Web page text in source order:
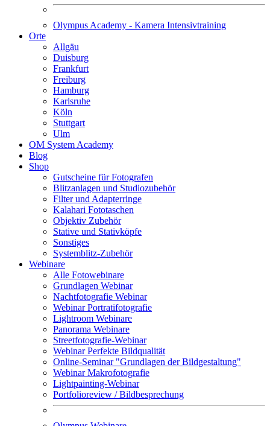
Olympus Academy - Kamera Intensivtraining
Orte
Allgäu
Duisburg
Frankfurt
Freiburg
Hamburg
Karlsruhe
Köln
Stuttgart
Ulm
OM System Academy
Blog
Shop
Gutscheine für Fotografen
Blitzanlagen und Studiozubehör
Filter und Adapterringe
Kalahari Fototaschen
Objektiv Zubehör
Stative und Stativköpfe
Sonstiges
Systemblitz-Zubehör
Webinare
Alle Fotowebinare
Grundlagen Webinar
Nachtfotografie Webinar
Webinar Portratifotografie
Lightroom Webinare
Panorama Webinare
Streetfotografie-Webinar
Webinar Perfekte Bildqualität
Online-Seminar "Grundlagen der Bildgestaltung"
Webinar Makrofotografie
Lightpainting-Webinar
Portfolioreview / Bildbesprechung